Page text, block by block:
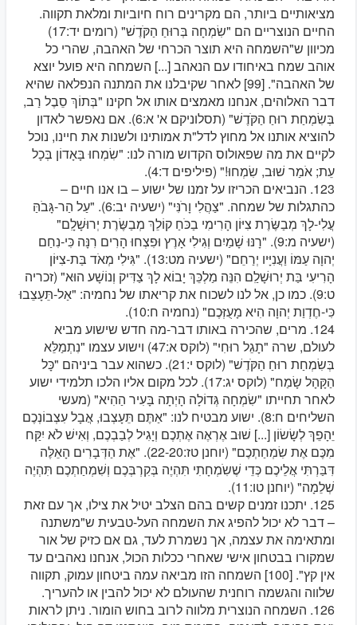
מציאותיים ביותר, הם מקרינים רוח חיוביות ומלאת תקווה.
החיים הנוצריים הם "שִׂמְחָה בְּרוּחַ הַקֹּדֶשׁ" (רומים יד:17)
מכיוון ש"השמחה היא תוצר הכרחי של האהבה, שהרי כל
אוהב שמח באיחודו עם הנאהב [...] השמחה היא פועל יוצא
של האהבה". [99] לאחר שקיבלנו את המתנה הנפלאה שהיא
דבר האלוהים, אנחנו מאמצים אותו אל חקינו "בְּתוֹךְ סֵבֶל רַב,
בְּשִׂמְחַת רוּחַ הַקֹּדֶשׁ" (תסלוניקם א' א:6). אם נאפשר לאדון
להוציא אותנו אל מחוץ לדל"ת אמותינו ולשנות את חיינו, נוכל
לקיים את מה שפאולוס הקדוש מורה לנו: "שִׂמְחוּ בָּאָדוֹן בְּכָל
עֵת; אֹמַר שׁוּב, שִׂמְחוּ!" (פיליפים ד:4).
123. הנביאים הכריזו על זמנו של ישוע – בו אנו חיים –
כהתגלות של שמחה. "צַהֲלִי וָרֹנִּי" (ישעיה יב:6). "עַל הַר-גָּבֹהַּ
עֲלִי-לָךְ מְבַשֶּׂרֶת צִיּוֹן הָרִימִי בַכֹּחַ קוֹלֵךְ מְבַשֶּׂרֶת יְרוּשָׁלִָם"
(ישעיה מ:9). "רָנּוּ שָׁמַיִם וְגִילִי אָרֶץ וּפִצְחוּ הָרִים רִנָּה כִּי-נִחַם
יְהוָה עַמּוֹ וַעֲנִיָּיו יְרַחֵם" (ישעיה מט:13). "גִּילִי מְאֹד בַּת-צִיּוֹן
הָרִיעִי בַּת יְרוּשָׁלִַם הִנֵּה מַלְכֵּךְ יָבוֹא לָךְ צַדִּיק וְנוֹשָׁע הוּא" (זכריה
ט:9). כמו כן, אל לנו לשכוח את קריאתו של נחמיה: "אַל-תֵּעָצֵבוּ
כִּי-חֶדְוַת יְהוָה הִיא מָעֻזְּכֶם" (נחמיה ח:10).
124. מרים, שהכירה באותו דבר-מה חדש שישוע מביא
לעולם, שרה "תָגֵל רוּחִי" (לוקס א:47) וישוע עצמו "נִתְמַלֵּא
בְּשִׂמְחַת רוּחַ הַקֹּדֶשׁ" (לוקס י:21). כשהוא עבר ביניהם "כָּל
הַקָּהָל שָׂמַח" (לוקס יג:17). לכל מקום אליו הלכו תלמידי ישוע
לאחר תחייתו "שִׂמְחָה גְּדוֹלָה הָיְתָה בָּעִיר הַהִיא" (מעשי
השליחים ח:8). ישוע מבטיח לנו: "אַתֶּם תֵּעָצְבוּ, אֲבָל עִצְבוֹנְכֶם
יֵהָפֵךְ לְשָׂשׂוֹן [...] שׁוּב אֶרְאֶה אֶתְכֶם וְיָגִיל לְבַבְכֶם, וְאִישׁ לֹא יִקַּח
מִכֶּם אֶת שִׂמְחַתְכֶם" (יוחנן טז:22-20). "אֶת הַדְּבָרִים הָאֵלֶּה
דִּבַּרְתִּי אֲלֵיכֶם כְּדֵי שֶׁשִֹמְחָתִי תִּהְיֶה בְּקִרְבְּכֶם וְשִׁמְחַתְכֶם תִּהְיֶה
שְׁלֵמָה" (יוחנן טו:11).
125. יתכנו זמנים קשים בהם הצלב יטיל את צילו, אך עם זאת
– דבר לא יכול להפיג את השמחה העל-טבעית ש"משתנה
ומתאימה את עצמה, אך נשמרת לעד, גם אם כזיק של אור
שמקורו בבטחון אישי שאחרי ככלות הכול, אנחנו נאהבים עד
אין קץ". [100] השמחה הזו מביאה עמה ביטחון עמוק, תקווה
שלווה והגשמה רוחנית שהעולם לא יכול להבין או להעריך.
126. השמחה הנוצרית מלווה לרוב בחוש הומור. ניתן לראות